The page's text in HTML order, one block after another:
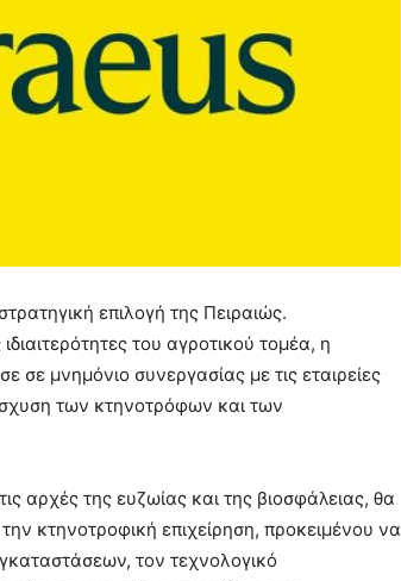
επιλογή της Πειραιώς.
του αγροτικού τομέα, η
μνημόνιο συνεργασίας με τις εταιρείες
των κτηνοτρόφων και των
αρχές της ευζωίας και της βιοσφάλειας, θα
κτηνοτροφική επιχείρηση, προκειμένου να
τον τεχνολογικό